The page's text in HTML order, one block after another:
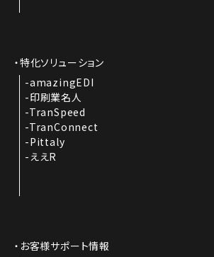
特化ソリューション
amazingEDI
印刷業名人
TranSpeed
TranConnect
Pittaly
ええR
お客様サポート情報